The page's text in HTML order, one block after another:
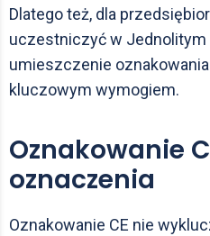
Dlatego też, dla
uczestniczyć w Jednolitym
umieszczenie
kluczowym wymogiem.
Oznakowanie
oznaczenia
Oznakowanie CE nie